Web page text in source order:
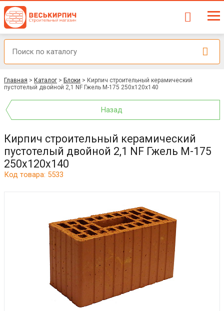
Главная > Каталог > Блоки > Кирпич строительный керамический
пустотелый двойной 2,1 NF Гжель М-175 250x120x140
Назад
Кирпич строительный керамический
пустотелый двойной 2,1 NF Гжель М-175
250x120x140
Код товара: 5533